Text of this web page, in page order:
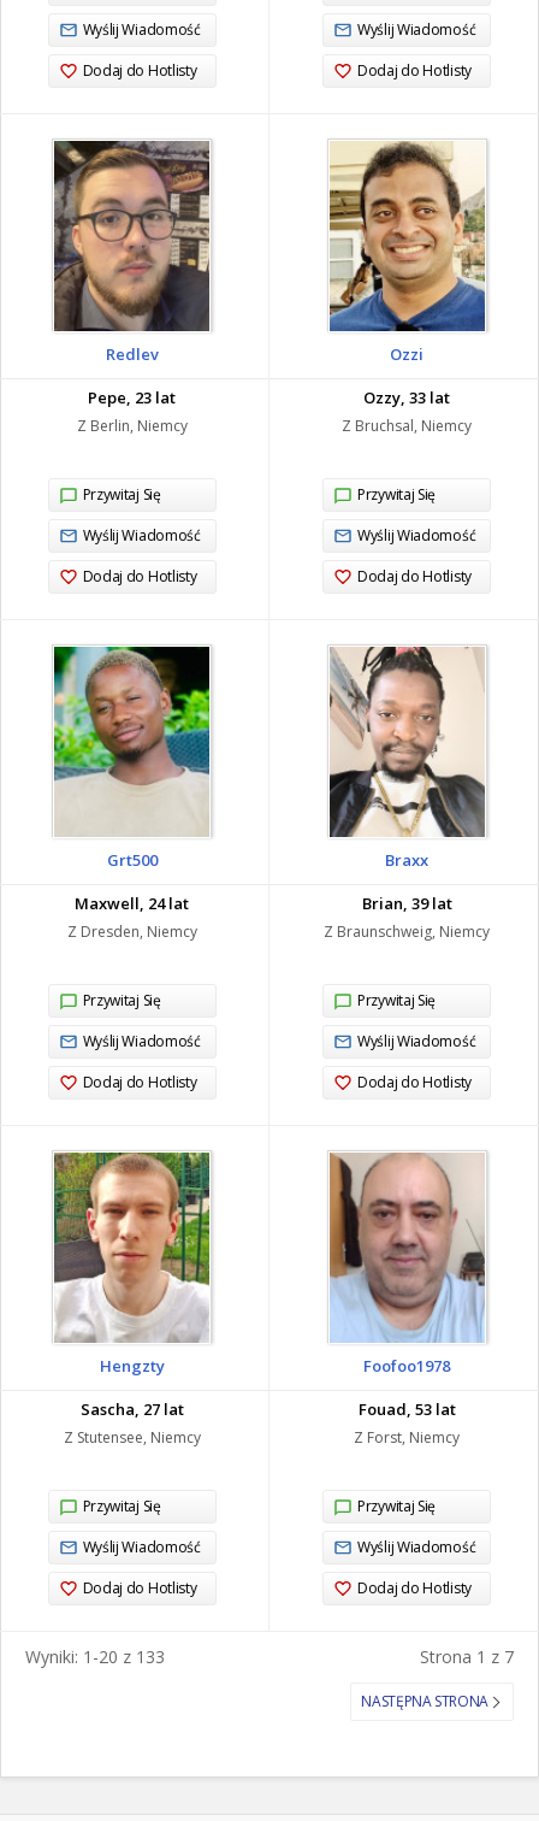
Wyślij Wiadomość
Dodaj do Hotlisty
Wyślij Wiadomość
Dodaj do Hotlisty
Redlev
Pepe, 23 lat
Z Berlin, Niemcy
Przywitaj Się
Wyślij Wiadomość
Dodaj do Hotlisty
Ozzi
Ozzy, 33 lat
Z Bruchsal, Niemcy
Przywitaj Się
Wyślij Wiadomość
Dodaj do Hotlisty
Grt500
Maxwell, 24 lat
Z Dresden, Niemcy
Przywitaj Się
Wyślij Wiadomość
Dodaj do Hotlisty
Braxx
Brian, 39 lat
Z Braunschweig, Niemcy
Przywitaj Się
Wyślij Wiadomość
Dodaj do Hotlisty
Hengzty
Sascha, 27 lat
Z Stutensee, Niemcy
Przywitaj Się
Wyślij Wiadomość
Dodaj do Hotlisty
Foofoo1978
Fouad, 53 lat
Z Forst, Niemcy
Przywitaj Się
Wyślij Wiadomość
Dodaj do Hotlisty
Strona 1 z 7
NASTĘPNA STRONA
Wyniki: 1-20 z 133